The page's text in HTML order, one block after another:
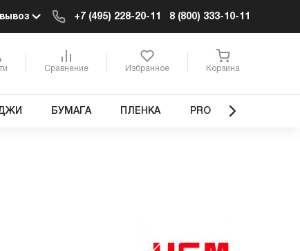
+7 (495) 228-20-11 8 (800) 333-10-11
Сравнение Избранное Корзина
БУМАГА ПЛЕНКА PRO